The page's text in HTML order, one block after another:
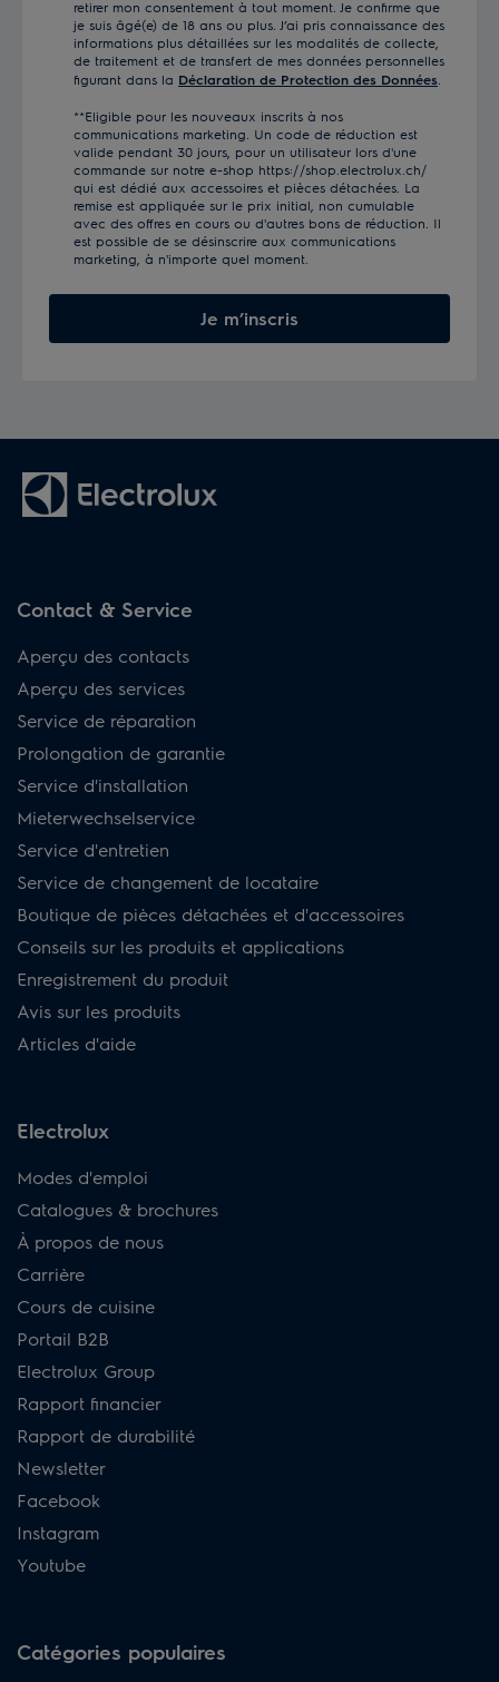
retirer mon consentement à tout moment. Je confirme que
je suis âgé(e) de 18 ans ou plus. J’ai pris connaissance des
informations plus détaillées sur les modalités de collecte,
de traitement et de transfert de mes données personnelles
figurant dans la Déclaration de Protection des Données
**Eligible pour les nouveaux inscrits à nos
communications marketing. Un code de réduction est
valide pendant 30 jours, pour un utilisateur lors d'une
commande sur notre e-shop https://shop.electrolux.ch/
qui est dédié aux accessoires et pièces détachées. La
remise est appliquée sur le prix initial, non cumulable
avec des offres en cours ou d'autres bons de réduction. Il
est possible de se désinscrire aux communications
marketing, à n'importe quel moment.
Je m’inscris
Contact & Service
Aperçu des contacts
Aperçu des services
Service de réparation
Prolongation de garantie
Service d'installation
Mieterwechselservice
Service d'entretien
Service de changement de locataire
Boutique de pièces détachées et d'accessoires
Conseils sur les produits et applications
Enregistrement du produit
Avis sur les produits
Articles d'aide
Electrolux
Modes d'emploi
Catalogues & brochures
À propos de nous
Carrière
Cours de cuisine
Portail B2B
Electrolux Group
Rapport financier
Rapport de durabilité
Newsletter
Facebook
Instagram
Youtube
Catégories populaires